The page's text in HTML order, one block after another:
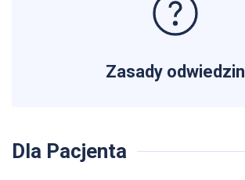
Zasady odwiedzin
Dla Pacjenta